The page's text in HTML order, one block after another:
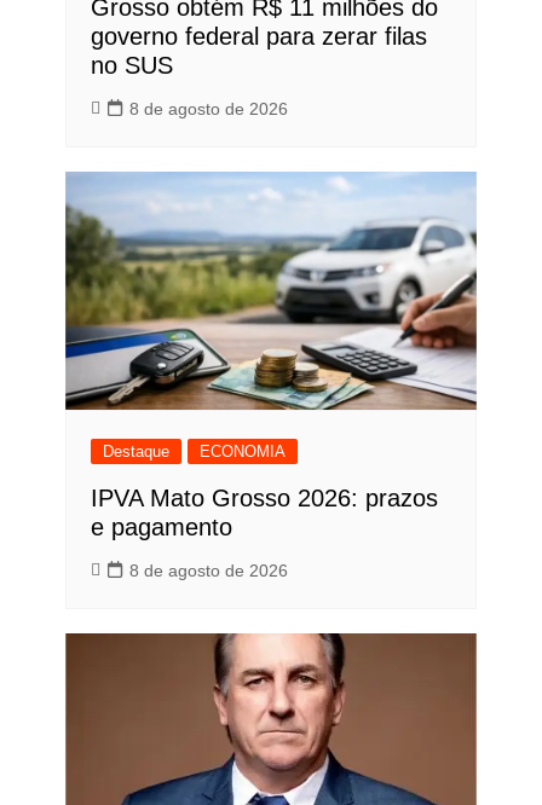
Grosso obtém R$ 11 milhões do
governo federal para zerar filas
no SUS
8 de agosto de 2026
Destaque ECONOMIA
IPVA Mato Grosso 2026: prazos
e pagamento
8 de agosto de 2026